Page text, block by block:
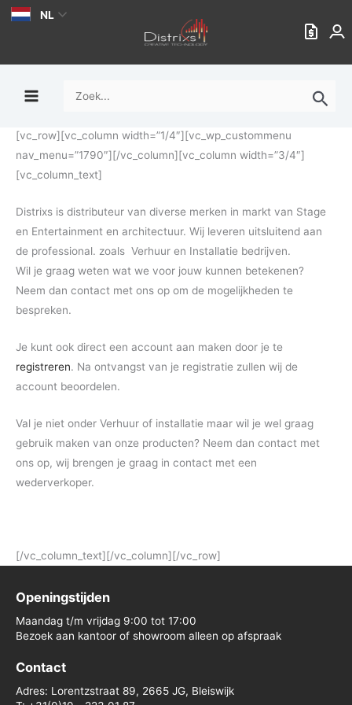
Ga
inhoud
NL
Zoek
[vc_row][vc_column width=”1/4″][vc_wp_custommenu
nav_menu=”1790″][/vc_column][vc_column width=”3/4″]
[vc_column_text]
Distrixs is distributeur van diverse merken in markt van Stage
en Entertainment en architectuur. Wij leveren uitsluitend aan
de professional. zoals Verhuur en Installatie bedrijven.
Wil je graag weten wat we voor jouw kunnen betekenen?
Neem dan contact met ons op om de mogelijkheden te
bespreken.
Je kunt ook direct een account aan maken door je te
registreren. Na ontvangst van je registratie zullen wij de
account beoordelen.
Val je niet onder Verhuur of installatie maar wil je wel graag
gebruik maken van onze producten? Neem dan contact met
ons op, wij brengen je graag in contact met een
wederverkoper.
[/vc_column_text][/vc_column][/vc_row]
Openingstijden
Maandag t/m vrijdag 9:00 tot 17:00
Bezoek aan kantoor of showroom alleen op afspraak
Contact
Adres: Lorentzstraat 89, 2665 JG, Bleiswijk